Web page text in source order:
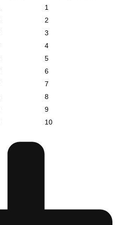
1
2
3
4
5
6
7
8
9
10